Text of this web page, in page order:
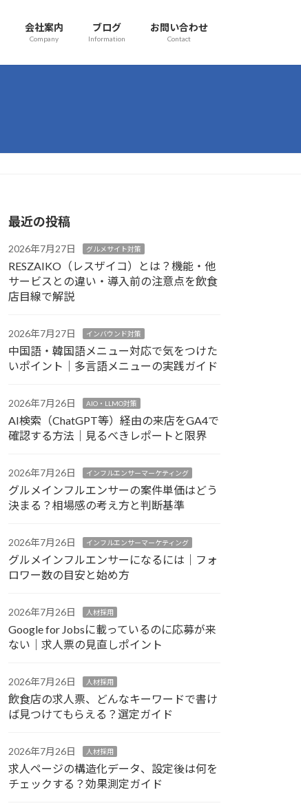
会社案内
Company
ブログ
Information
お問い合わせ
Contact
最近の投稿
2026年7月27日 グルメサイト対策
RESZAIKO（レスザイコ）とは？機能・他
サービスとの違い・導入前の注意点を飲食
店目線で解説
2026年7月27日 インバウンド対策
中国語・韓国語メニュー対応で気をつけた
いポイント｜多言語メニューの実践ガイド
2026年7月26日 AIO・LLMO対策
AI検索（ChatGPT等）経由の来店をGA4で
確認する方法｜見るべきレポートと限界
2026年7月26日 インフルエンサーマーケティング
グルメインフルエンサーの案件単価はどう
決まる？相場感の考え方と判断基準
2026年7月26日 インフルエンサーマーケティング
グルメインフルエンサーになるには｜フォ
ロワー数の目安と始め方
2026年7月26日 人材採用
Google for Jobsに載っているのに応募が来
ない｜求人票の見直しポイント
2026年7月26日 人材採用
飲食店の求人票、どんなキーワードで書け
ば見つけてもらえる？選定ガイド
2026年7月26日 人材採用
求人ページの構造化データ、設定後は何を
チェックする？効果測定ガイド